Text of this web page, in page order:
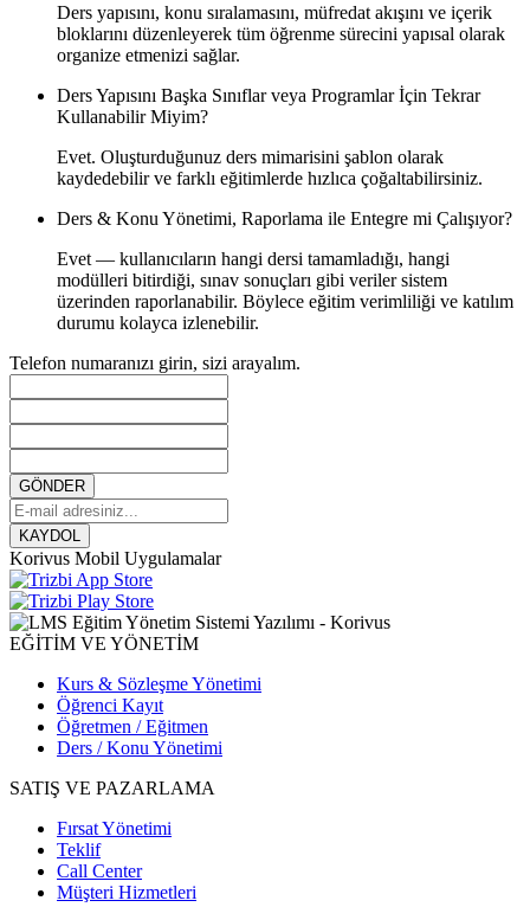
Ders yapısını, konu sıralamasını, müfredat akışını ve içerik
bloklarını düzenleyerek tüm öğrenme sürecini yapısal olarak
organize etmenizi sağlar.
Ders Yapısını Başka Sınıflar veya Programlar İçin Tekrar
Kullanabilir Miyim?
Evet. Oluşturduğunuz ders mimarisini şablon olarak
kaydedebilir ve farklı eğitimlerde hızlıca çoğaltabilirsiniz.
Ders & Konu Yönetimi, Raporlama ile Entegre mi Çalışıyor?
Evet — kullanıcıların hangi dersi tamamladığı, hangi
modülleri bitirdiği, sınav sonuçları gibi veriler sistem
üzerinden raporlanabilir. Böylece eğitim verimliliği ve katılım
durumu kolayca izlenebilir.
Telefon numaranızı girin, sizi arayalım.
GÖNDER
KAYDOL
Korivus Mobil Uygulamalar
EĞİTİM VE YÖNETİM
Kurs & Sözleşme Yönetimi
Öğrenci Kayıt
Öğretmen / Eğitmen
Ders / Konu Yönetimi
SATIŞ VE PAZARLAMA
Fırsat Yönetimi
Teklif
Call Center
Müşteri Hizmetleri